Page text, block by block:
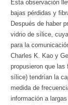
Esta observación
bajas pérdidas y
Después de haber
vidrio de sílice,
para la
Charles K. Kao y
propusieron que
sílice) tendrían la
medida de
información a